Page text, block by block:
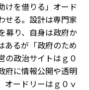
けを借りる」オード
せる。設計は専門家
募り、自身は政府か
あるが「政府のため
の政治サイトはｇ０
府に情報公開や透明
オードリーはｇ０ｖ